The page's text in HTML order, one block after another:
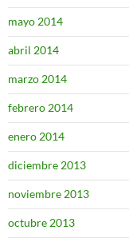
mayo 2014
abril 2014
marzo 2014
febrero 2014
enero 2014
diciembre 2013
noviembre 2013
octubre 2013